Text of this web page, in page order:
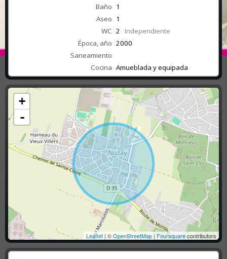
Baño 1
Aseo 1
WC 2 Independiente
Época, año 2000
Saneamiento
Cocina Amueblada y equipada
+
-
Leaflet | ©OpenStreetMap | Foursquarecontributors